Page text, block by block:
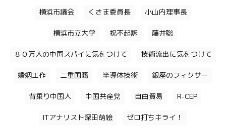
横浜市議会 くさま委員長 小山内理事長
横浜市立大学 祝不起訴 藤井聡
８０万人の中国スパイに気をつけて 技術流出に気をつけて
婚姻工作 二重国籍 半導体技術 銀座のフィクサー
背乗り中国人 中国共産党 自由貿易 R-CEP
ITアナリスト深田萌絵 ゼロ打ちキライ！